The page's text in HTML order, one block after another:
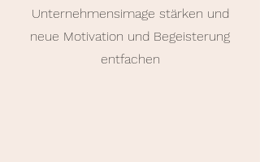
Unternehmensimage stärken und
neue Motivation und Begeisterung
entfachen